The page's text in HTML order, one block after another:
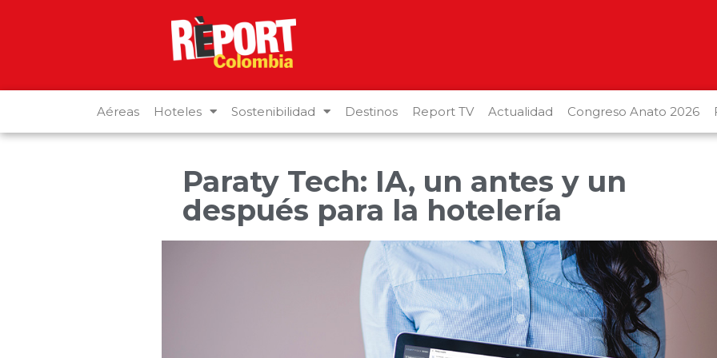
Aéreas Hoteles Sostenibilidad Destinos Report TV Actualidad Congreso Anato 2026
Paraty Tech: IA, un antes y un
después para la hotelería